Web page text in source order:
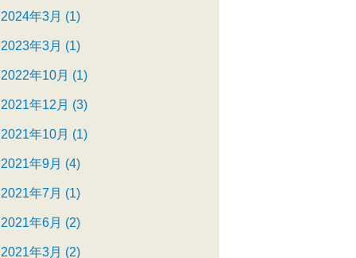
2024年3月 (1)
2023年3月 (1)
2022年10月 (1)
2021年12月 (3)
2021年10月 (1)
2021年9月 (4)
2021年7月 (1)
2021年6月 (2)
2021年3月 (2)